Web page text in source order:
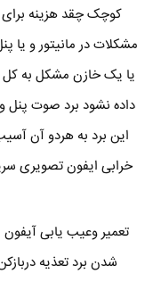
کوچک چقد هزینه
مشکلات در مانیتور و یا
یا یک خازن مشکل به
داده نشود برد صوت پنل
این برد به هردو آن
خرابی ایفون تصویری
تعمیر وعیب یابی
شدن برد تعذیه